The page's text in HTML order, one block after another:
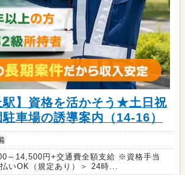
駅】資格を活かそう★土日祝
車場の誘導案内（14-16）
～14,500円+交通費全額支給 ※資格手当
いOK（規定あり）＞ 24時...